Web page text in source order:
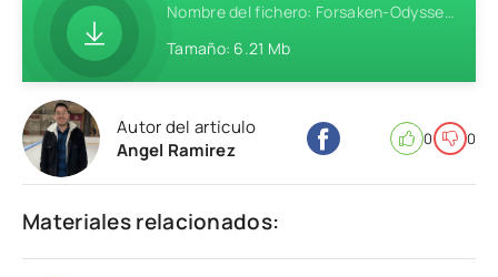
Nombre del fichero: Forsaken-Odyssey-Addon-MCPE-Behavior-v26.mcpack
Tamaño: 6.21 Mb
Autor del artículo
Angel Ramirez
0 0
Materiales relacionados: